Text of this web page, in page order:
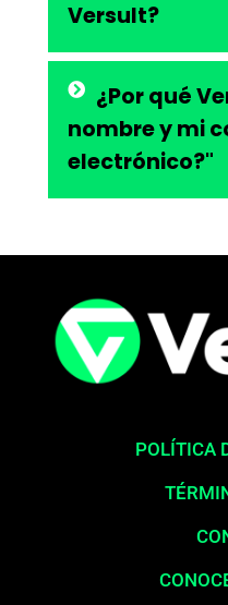
Versult?
¿Por qué
nombre y mi
electrónico?"
POLÍTICA